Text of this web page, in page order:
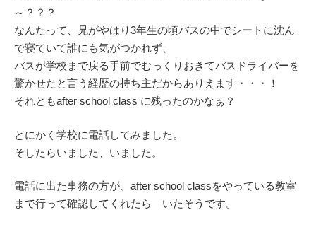
～？？？
なんたって、兄がやはり3年生の頃バスの中でシートに沈ん
で寝ていて誰にも気がつかれず、
バスが学校まで戻る手前でむっくりおきてバスドライバーを
驚かせたと言う経歴の持ち主だからありえます・・・！
それともafter school class に残ったのかなぁ？
とにかく学校に電話してみました。
そしたらいました、いました。
電話に出た事務の方が、after school classをやっている教室
まで行って確認してくれたら いたそうです。